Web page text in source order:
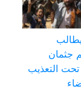
جثمان
التعذيب